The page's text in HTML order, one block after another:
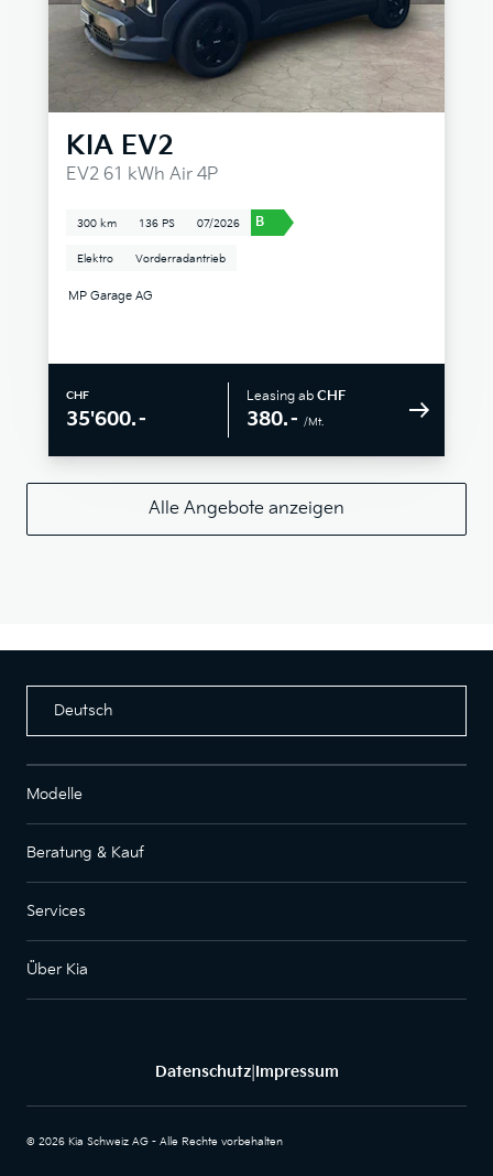
KIA EV2
EV2 61 kWh Air 4P
300 km 136 PS 07/2026 B
Elektro Vorderradantrieb
MP Garage AG
CHF
35'600.–
Leasing ab CHF
380.– /Mt.
Alle Angebote anzeigen
Deutsch
Modelle
Beratung & Kauf
Services
Über Kia
Datenschutz| Impressum
© 2026 Kia Schweiz AG - Alle Rechte vorbehalten